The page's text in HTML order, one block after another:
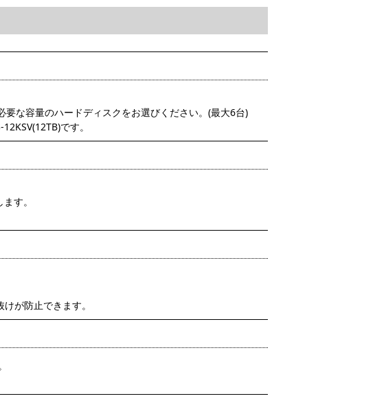
な容量のハードディスクをお選びください。(最大6台)
です。
す。
が防止できます。